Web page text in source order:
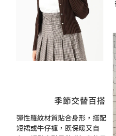
saluran lain.
【Nota Penting】
1. Perkhidmatan ini disediakan oleh
membolehkan pengguna membeli
perkhidmatan ini semasa transaksi,
tuntutan harga jual/beli ansuran
2. Berdasarkan tujuan kontrak
"Pembayaran Ansuran Gogo", kedai
anda (termasuk nama, telefon atau
pengumpulan, pemprosesan dan
semakan dan pembetulan data yang
Taiwan Mobile.
3. Sila baca syarat perkhidmatan